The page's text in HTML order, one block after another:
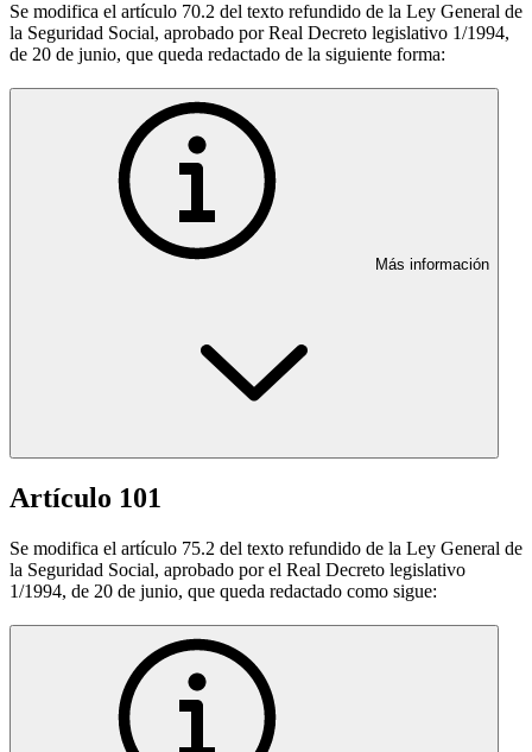
Se modifica el artículo 70.2 del texto refundido de la Ley General de
la Seguridad Social, aprobado por Real Decreto legislativo 1/1994,
de 20 de junio, que queda redactado de la siguiente forma:
Más información
Artículo 101
Se modifica el artículo 75.2 del texto refundido de la Ley General de
la Seguridad Social, aprobado por el Real Decreto legislativo
1/1994, de 20 de junio, que queda redactado como sigue: